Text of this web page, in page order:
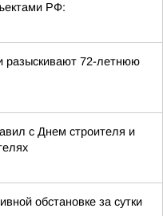
РФ:
разыскивают 72-летнюю
с Днем строителя и
обстановке за сутки